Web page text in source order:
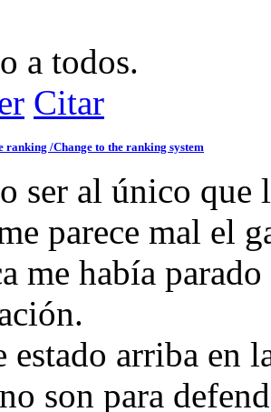
a todos.
Citar
ranking /Change to the ranking system
ser al único
parece mal el
me había
estado arriba en
son para